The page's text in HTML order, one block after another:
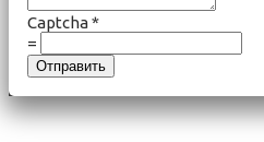
Captcha*
=
Отправить